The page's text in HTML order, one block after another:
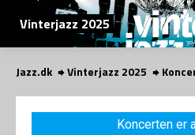
Vinterjazz 2025
Jazz.dk Vinterjazz 2025
Koncerten er